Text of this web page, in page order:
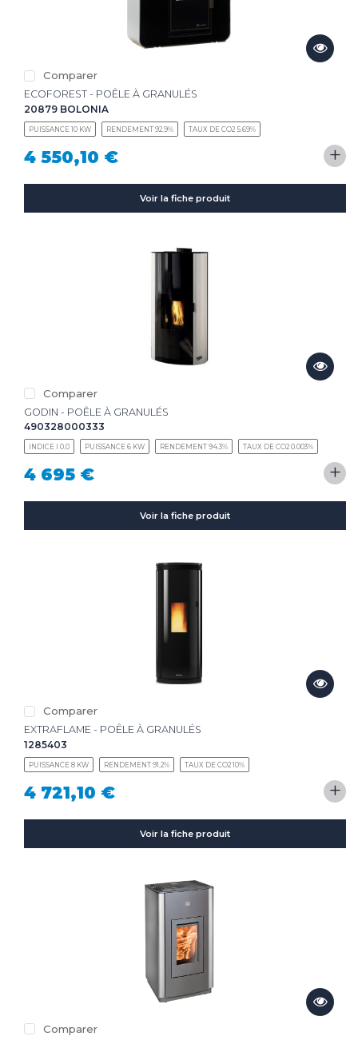
Comparer
ECOFOREST - POÊLE À GRANULÉS
20879 BOLONIA
PUISSANCE 10 KW RENDEMENT 92.9% TAUX DE CO2 5.69%
4 550,10 € +
Voir la fiche produit
Comparer
GODIN - POÊLE À GRANULÉS
490328000333
INDICE I 0.0 PUISSANCE 6 KW RENDEMENT 94.3% TAUX DE CO2 0.003%
4 695 € +
Voir la fiche produit
Comparer
EXTRAFLAME - POÊLE À GRANULÉS
1285403
PUISSANCE 8 KW RENDEMENT 91.2% TAUX DE CO2 10%
4 721,10 € +
Voir la fiche produit
Comparer